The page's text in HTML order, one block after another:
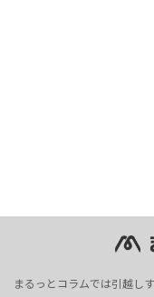
まるっとコラムでは引越し